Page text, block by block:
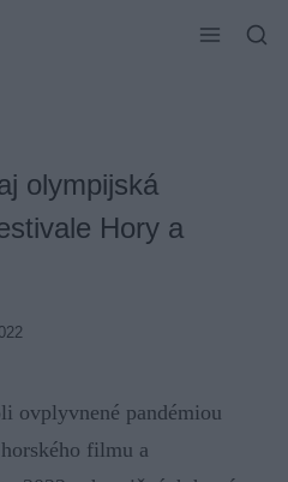
olympijská
Hory a
ovplyvnené pandémiou
filmu a